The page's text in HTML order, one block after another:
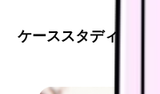
ケーススタディ